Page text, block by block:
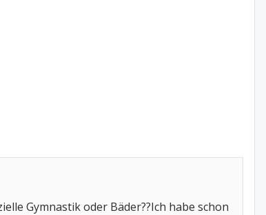
Gymnastik oder Bäder??Ich habe schon